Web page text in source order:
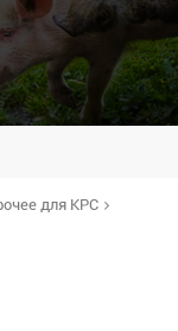
для КРС